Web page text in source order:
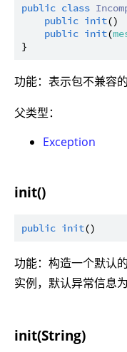
public class
public init()
public init(
功能：表示包不兼容的
父类型：
Exception
init()
public init
功能：构造一个默认的
实例，默认异常信息为
init(String)